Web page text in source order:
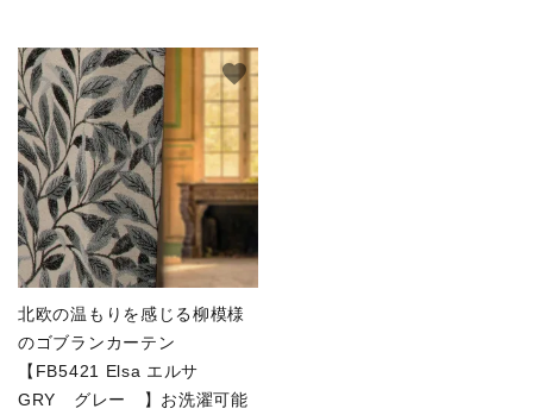
北欧の温もりを感じる柳模様
のゴブランカーテン
【FB5421 Elsa エルサ
GRY グレー 】お洗濯可能
favorite